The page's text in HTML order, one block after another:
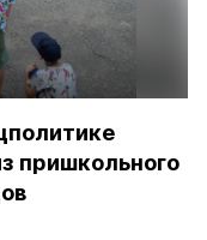
пришкольного